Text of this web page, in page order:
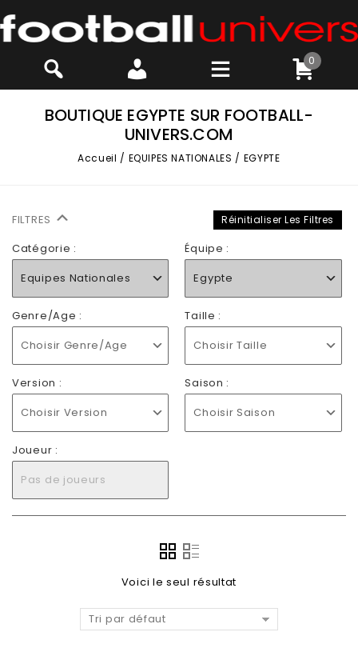
0
BOUTIQUE EGYPTE SUR FOOTBALL-
UNIVERS.COM
Accueil / EQUIPES NATIONALES / EGYPTE
FILTRES Réinitialiser Les Filtres
Catégorie :
Equipes Nationales
Équipe :
Egypte
Genre/Age :
Choisir Genre/Age
Taille :
Choisir Taille
Version :
Choisir Version
Saison :
Choisir Saison
Joueur :
Pas de joueurs
Voici le seul résultat
Tri par défaut